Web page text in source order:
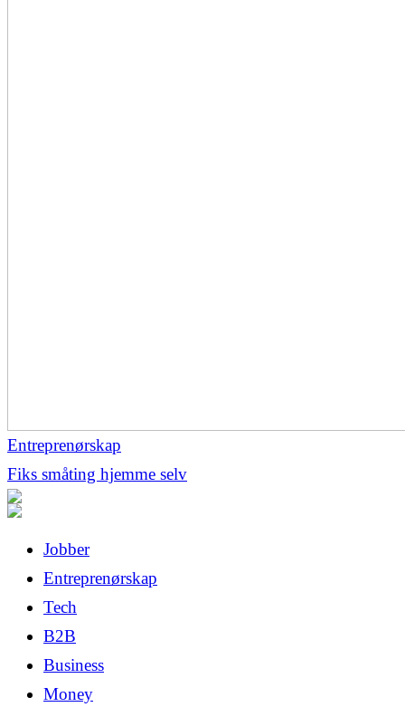
Entreprenørskap
Fiks småting hjemme selv
Jobber
Entreprenørskap
Tech
B2B
Business
Money